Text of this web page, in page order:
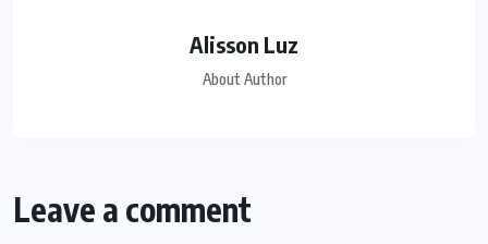
Alisson Luz
About Author
Leave a comment